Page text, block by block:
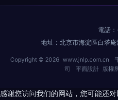
電話
地址：北京市海淀區白塔
Copyright © 2026 www.jnlp.com.cn
司
平面設計 版權
感谢您访问我们的网站，您可能还